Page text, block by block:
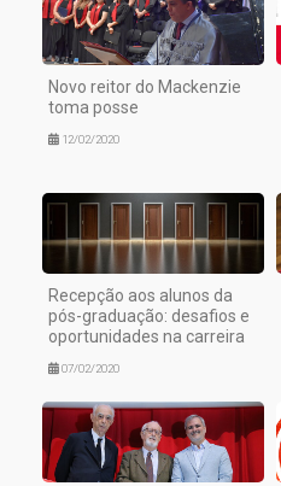
Novo reitor do Mackenzie
toma posse
12/02/2020
Recepção aos alunos da
pós-graduação: desafios e
oportunidades na carreira
07/02/2020